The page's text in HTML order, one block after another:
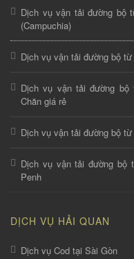
Dịch vụ vận tải đường bộ
(Campuchia)
Dịch vụ vận tải đường bộ
Dịch vụ vận tải đường
Chăn giá rẻ
Dịch vụ vận tải đường bộ
Dịch vụ vận tải đường bộ
Penh
DỊCH VỤ HẢI QUAN
Dịch vụ Cod tại Sài Gòn